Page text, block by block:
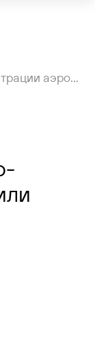
Зону регистрации аэровокзала «Южно-Сахалинск» оснастили новыми кассовыми аппаратами